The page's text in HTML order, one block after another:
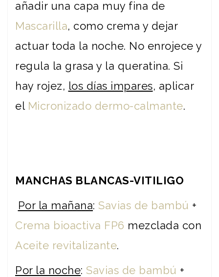
añadir una capa muy fina de
Mascarilla, como crema y dejar
actuar toda la noche. No enrojece y
regula la grasa y la queratina. Si
hay rojez, los días impares, aplicar
el Micronizado dermo-calmante.
MANCHAS BLANCAS-VITILIGO
Por la mañana: Savias de bambú +
Crema bioactiva FP6 mezclada con
Aceite revitalizante.
Por la noche: Savias de bambú +